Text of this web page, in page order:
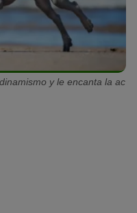
y le encanta la ac